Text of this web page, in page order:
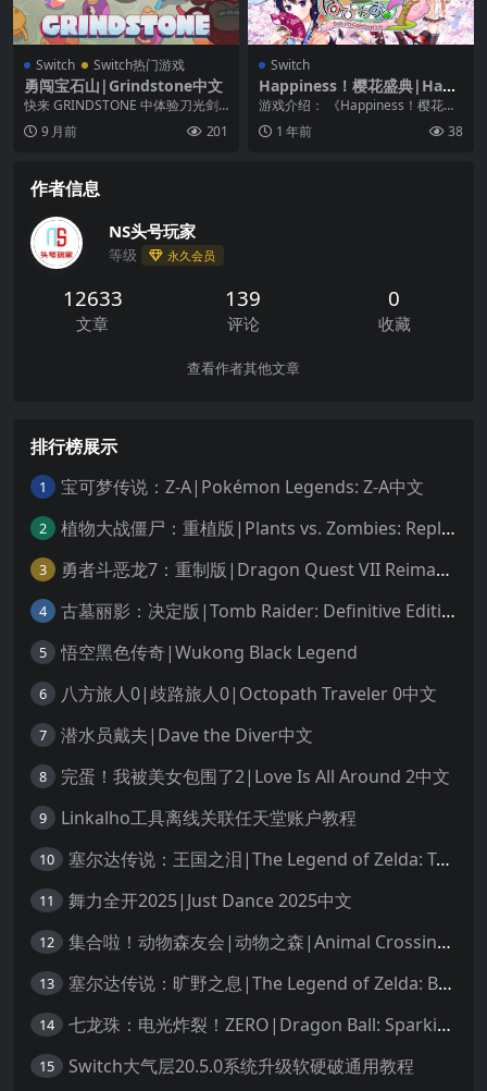
Switch Switch热门游戏
勇闯宝石山|Grindstone中文
快来 GRINDSTONE 中体验刀光剑
影的益智战斗，该游戏来自以下热
门作品的获...
9 月前 201
Switch
Happiness！樱花盛典|Happ
iness! Sakura Celebration
游戏介绍： 《Happiness！樱花盛
典》传递这份思念——！ 樱花年一
每十年中...
1 年前 38
作者信息
NS头号玩家
等级 永久会员
12633
文章
139
评论
0
收藏
查看作者其他文章
排行榜展示
1 宝可梦传说：Z-A|Pokémon Legends: Z-A中文
2 植物大战僵尸：重植版|Plants vs. Zombies: Replanted中文
3 勇者斗恶龙7：重制版|Dragon Quest VII Reimagined中文
4 古墓丽影：决定版|Tomb Raider: Definitive Edition中文
5 悟空黑色传奇|Wukong Black Legend
6 八方旅人0|歧路旅人0|Octopath Traveler 0中文
7 潜水员戴夫|Dave the Diver中文
8 完蛋！我被美女包围了2|Love Is All Around 2中文
9 Linkalho工具离线关联任天堂账户教程
10 塞尔达传说：王国之泪|The Legend of Zelda: Tears of the Kingdom中文
11 舞力全开2025|Just Dance 2025中文
12 集合啦！动物森友会|动物之森|Animal Crossing: New Horizons中文
13 塞尔达传说：旷野之息|The Legend of Zelda: Breath of the Wild中文
14 七龙珠：电光炸裂！ZERO|Dragon Ball: Sparking! Zero中文
15 Switch大气层20.5.0系统升级软硬破通用教程